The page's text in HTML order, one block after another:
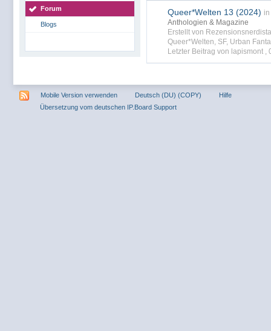
Forum
Blogs
Queer*Welten 13 (2024) in
Anthologien & Magazine
Erstellt von
Queer*Welten, SF, Urban
Letzter Beitrag von lapismont ,
Mobile Version verwenden Deutsch (DU) (COPY)
Hilfe
Übersetzung vom deutschen IP.Board Support